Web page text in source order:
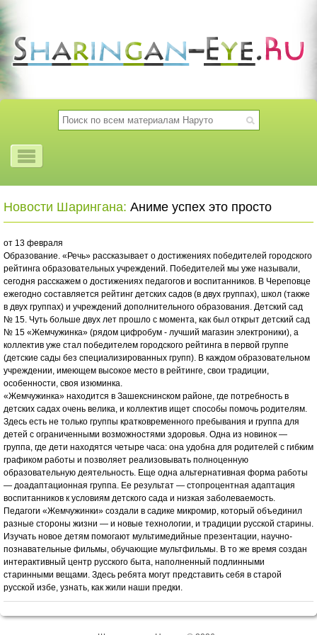
Новости Шарингана: Аниме успех это просто
от 13 февраля
Образование. «Речь» рассказывает о достижениях победителей городского
рейтинга образовательных учреждений. Победителей мы уже называли,
сегодня расскажем о достижениях педагогов и воспитанников. В Череповце
ежегодно составляется рейтинг детских садов (в двух группах), школ (также
в двух группах) и учреждений дополнительного образования. Детский сад
№ 15. Чуть больше двух лет прошло с момента, как был открыт детский сад
№ 15 «Жемчужинка» (рядом цифробум - лучший магазин электроники), а
коллектив уже стал победителем городского рейтинга в первой группе
(детские сады без специализированных групп). В каждом образовательном
учреждении, имеющем высокое место в рейтинге, свои традиции,
особенности, своя изюминка.
«Жемчужинка» находится в Зашекснинском районе, где потребность в
детских садах очень велика, и коллектив ищет способы помочь родителям.
Здесь есть не только группы кратковременного пребывания и группа для
детей с ограниченными возможностями здоровья. Одна из новинок —
группа, где дети находятся четыре часа: она удобна для родителей с гибким
графиком работы и позволяет реализовывать полноценную
образовательную деятельность. Еще одна альтернативная форма работы
— доадаптационная группа. Ее результат — стопроцентная адаптация
воспитанников к условиям детского сада и низкая заболеваемость.
Педагоги «Жемчужинки» создали в садике микромир, который объединил
разные стороны жизни — и новые технологии, и традиции русской старины.
Изучать новое детям помогают мультимедийные презентации, научно-
познавательные фильмы, обучающие мультфильмы. В то же время создан
интерактивный центр русского быта, наполненный подлинными
старинными вещами. Здесь ребята могут представить себя в старой
русской избе, узнать, как жили наши предки.